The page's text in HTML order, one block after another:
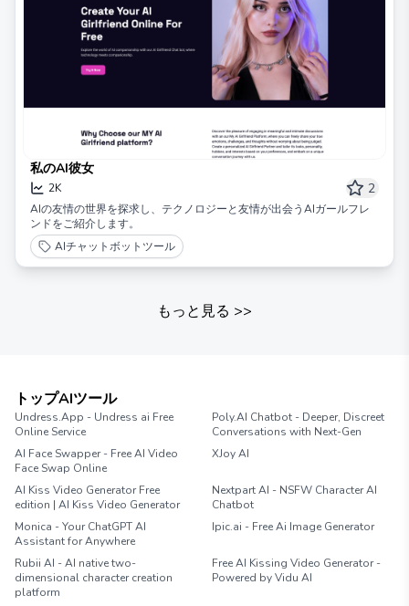
私のAI彼女
2K 2
AIの友情の世界を探求し、テクノロジーと友情が出会うAIガールフレ
ンドをご紹介します。
AIチャットボットツール
もっと見る >>
トップAIツール
Undress.App - Undress ai Free
Online Service
Poly.AI Chatbot - Deeper, Discreet
Conversations with Next-Gen
AI Face Swapper - Free AI Video
Face Swap Online
XJoy AI
AI Kiss Video Generator Free
edition | AI Kiss Video Generator
Nextpart AI - NSFW Character AI
Chatbot
Monica - Your ChatGPT AI
Assistant for Anywhere
Ipic.ai - Free Ai Image Generator
Rubii AI - AI native two-
dimensional character creation
platform
Free AI Kissing Video Generator -
Powered by Vidu AI